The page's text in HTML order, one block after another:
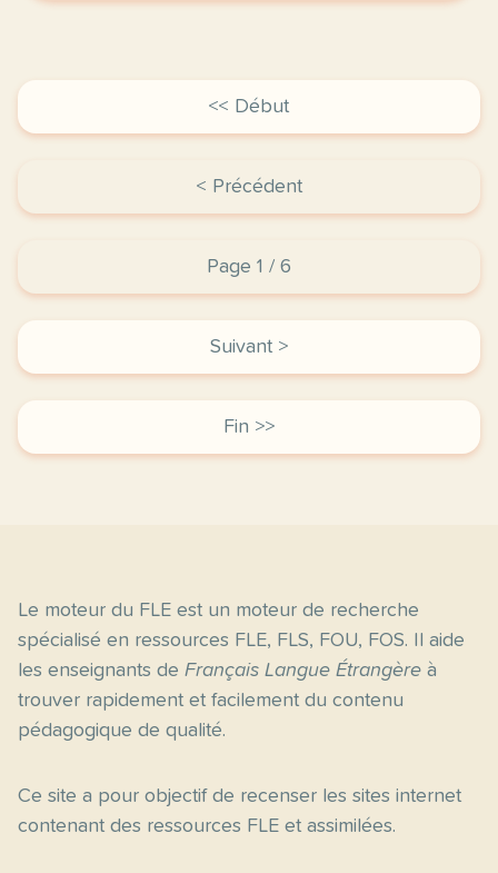
<< Début
< Précédent
Page 1 / 6
Suivant >
Fin >>
Le moteur du FLE est un moteur de recherche
spécialisé en ressources FLE, FLS, FOU, FOS. Il aide
les enseignants de Français Langue Étrangère à
trouver rapidement et facilement du contenu
pédagogique de qualité.
Ce site a pour objectif de recenser les sites internet
contenant des ressources FLE et assimilées.